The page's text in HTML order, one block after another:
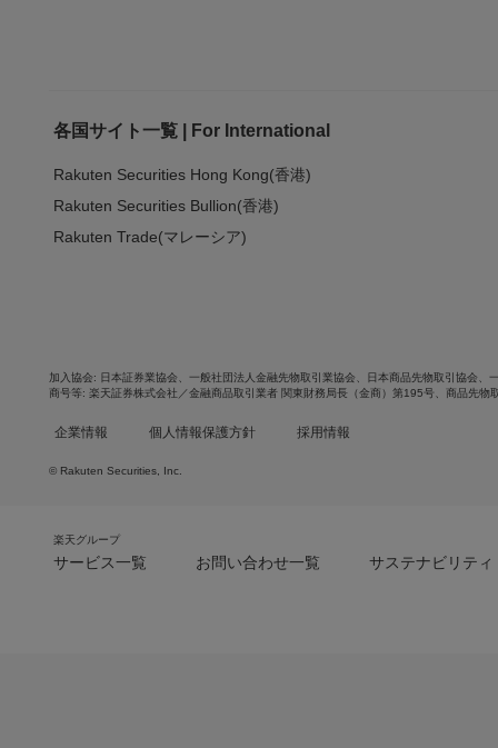
各国サイト一覧 | For International
Rakuten Securities Hong Kong(香港)
Rakuten Securities Bullion(香港)
Rakuten Trade(マレーシア)
加入協会 日本証券業協会 一般社団法人金融先物取引業協会 日本商品先物取引協会
商号等
楽天証券株式会社／金融商品取引業者 関東財務局長（金商）第195号、商品先物
企業情報 個人情報保護方針 採用情報
© Rakuten Securities, Inc.
楽天グループ
サービス一覧 お問い合わせ一覧 サステナビリティ